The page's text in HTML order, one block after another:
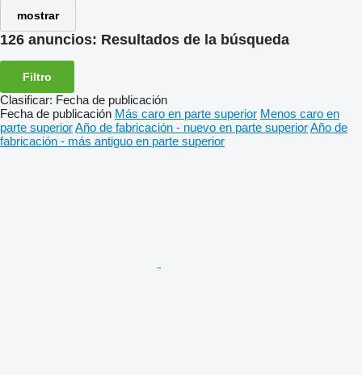
mostrar
126 anuncios: Resultados de la búsqueda
Filtro
Clasificar: Fecha de publicación
Fecha de publicación Más caro en parte superior Menos caro en
parte superiorAño de fabricación - nuevo en parte superiorAño de
fabricación - más antiguo en parte superior